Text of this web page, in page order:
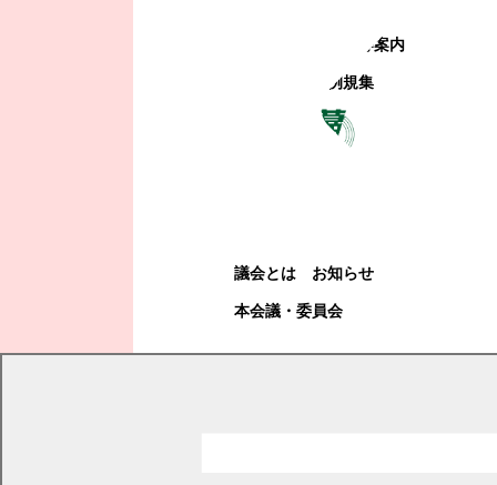
観光地・公共施設等案内
電子掲示場・例規集
議会とは
お知らせ
本会議・委員会